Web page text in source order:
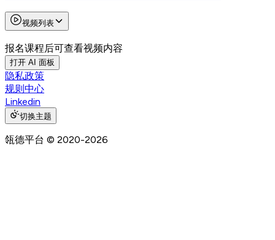
视频列表
报名课程后可查看视频内容
打开 AI 面板
隐私政策
规则中心
Linkedin
切换主题
瓴德平台 © 2020-2026